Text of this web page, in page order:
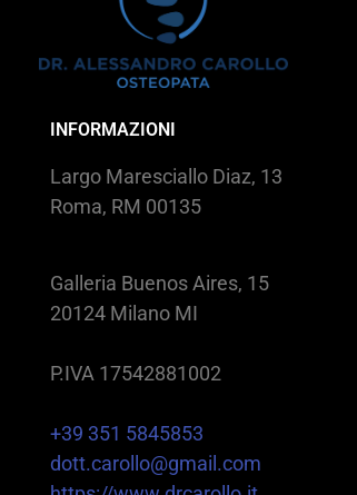
INFORMAZIONI
Largo Maresciallo Diaz, 13
Roma, RM 00135
Galleria Buenos Aires, 15
20124 Milano MI
P.IVA 17542881002
+39 351 5845853
dott.carollo@gmail.com